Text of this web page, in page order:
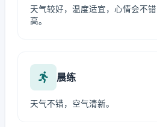
天气较好，温度适宜，心情会不
高。
晨练
天气不错，空气清新。